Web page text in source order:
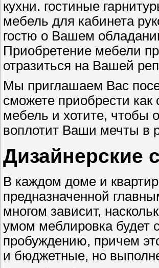
кухни. гостиные
мебель для кабинета
гостю о Вашем
Приобретение мебели
отразиться на Вашей
Мы приглашаем Вас
сможете приобрести
мебель и хотите, чтобы
воплотит Ваши мечты в
Дизайнерские
В каждом доме и
предназначенной
многом зависит,
умом меблировка будет
пробуждению, причем
и бюджетные, но